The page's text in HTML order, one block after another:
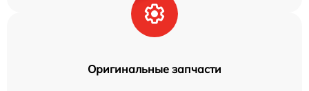
Оригинальные запчасти